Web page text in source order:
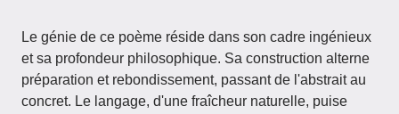
Le génie de ce poème réside dans son cadre ingénieux
et sa profondeur philosophique. Sa construction alterne
préparation et rebondissement, passant de l'abstrait au
concret. Le langage, d'une fraîcheur naturelle, puise